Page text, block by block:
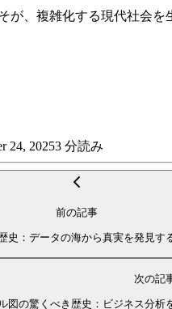
が、複雑化する現代社会を
24, 20253 分読み
前の記事
史：データの海から真実を発見す
次の記
図の驚くべき歴史：ビジネス分